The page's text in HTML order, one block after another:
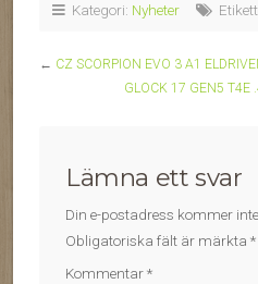
Kategori: Nyheter
← CZ SCORPION EVO 3 A1
GLOCK 17 GEN5 T4E
Lämna ett svar
Din e-postadress kommer
Obligatoriska fält är märkta *
Kommentar*